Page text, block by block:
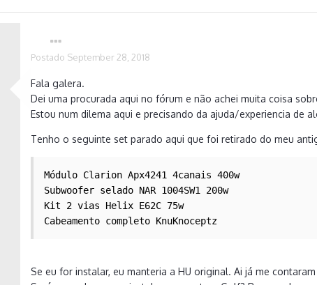
Postado September 28, 2018
Fala galera.
Dei uma procurada aqui no fórum e não achei muita coisa
Estou num dilema aqui e precisando da ajuda/experiencia de
Tenho o seguinte set parado aqui que foi retirado do meu
Módulo Clarion Apx4241 4canais 400w
Subwoofer selado NAR 1004SW1 200w
Kit 2 vias Helix E62C 75w
Cabeamento completo KnuKnoceptz
Se eu for instalar, eu manteria a HU original. Ai já me